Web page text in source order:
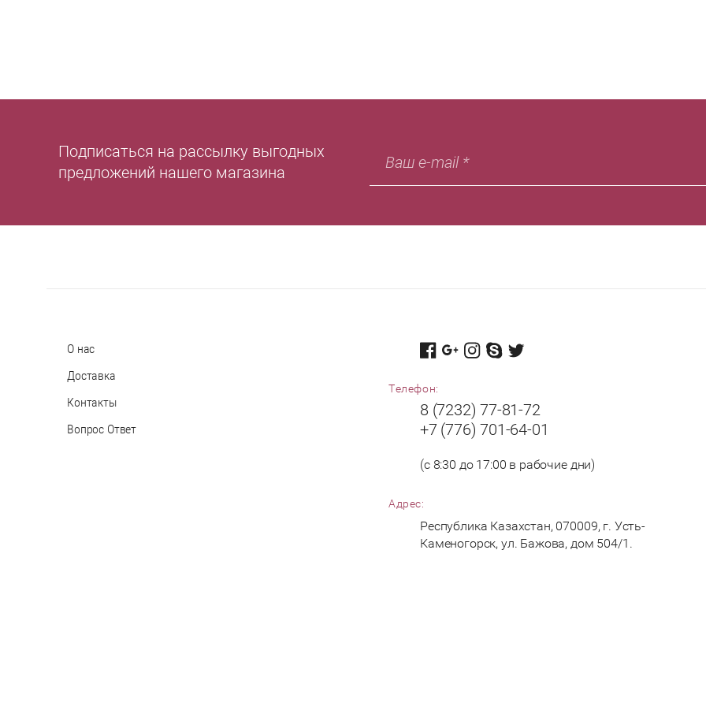
Подписаться на рассылку выгодных
предложений нашего магазина
О нас
Доставка
Контакты
Вопрос Ответ
Телефон:
8 (7232) 77-81-72
+7 (776) 701-64-01
(с 8:30 до 17:00 в рабочие дни)
Адрес:
Республика Казахстан, 070009, г. Усть-
Каменогорск, ул. Бажова, дом 504/1.